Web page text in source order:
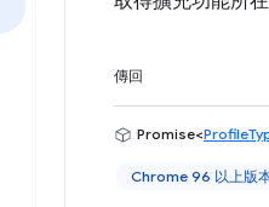
傳回
Promise<
Chrome 96 以上版